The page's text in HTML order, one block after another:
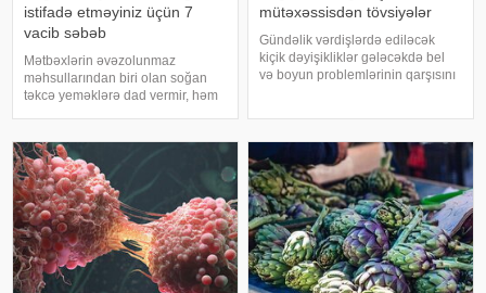
istifadə etməyiniz üçün 7
vacib səbəb
Mətbəxlərin əvəzolunmaz
məhsullarından biri olan soğan
təkcə yeməklərə dad vermir, həm
tərkibindəki vitaminlər, minerallar
və antioksidantlar sayəsində soğa
mütəxəssisdən tövsiyələr
Gündəlik vərdişlərdə ediləcək
kiçik dəyişikliklər gələcəkdə bel
və boyun problemlərinin qarşısını
duruş onurğanın sağlam
qalmasınd